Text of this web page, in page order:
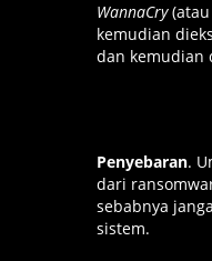
WannaCry(atau
kemudian
dan kemudian
Penyebaran.
dari
sebabnya
sistem.